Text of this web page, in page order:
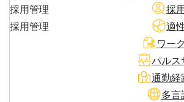
採用管理
採
採用管理
適
ワー
パルス
通勤経
多言